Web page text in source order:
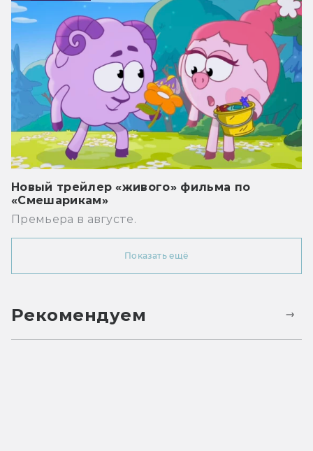
Новый трейлер «живого» фильма по
«Смешарикам»
Премьера в августе.
Показать ещё
Рекомендуем